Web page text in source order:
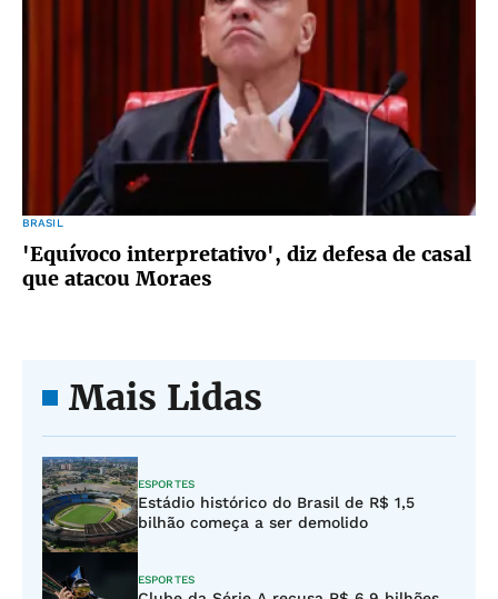
BRASIL
'Equívoco interpretativo', diz defesa de casal
que atacou Moraes
Mais Lidas
ESPORTES
Estádio histórico do Brasil de R$ 1,5
bilhão começa a ser demolido
ESPORTES